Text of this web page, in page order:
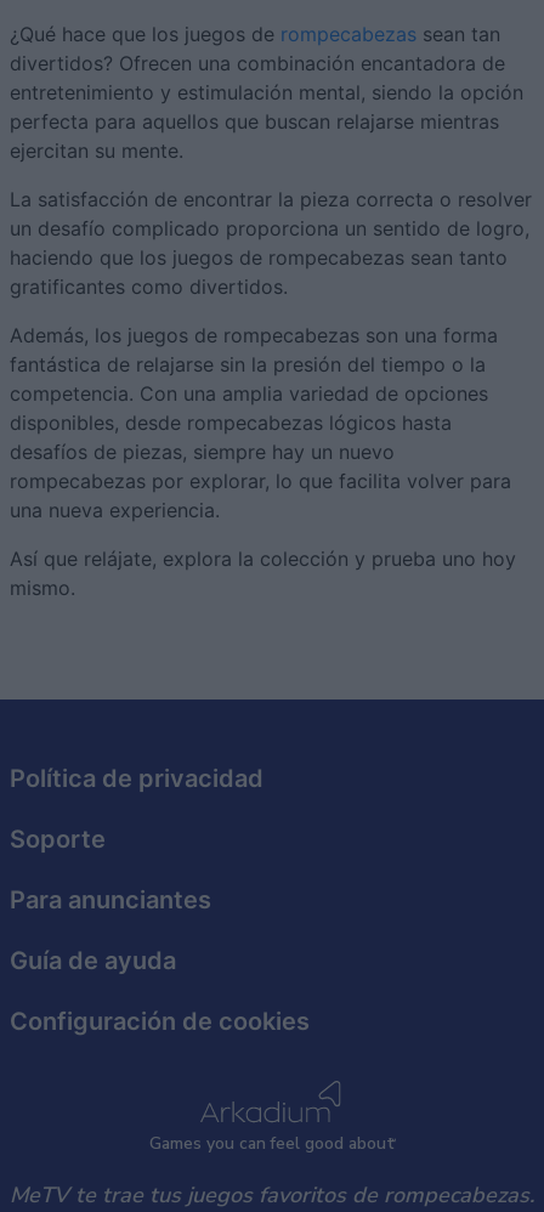
¿Qué hace que los juegos de rompecabezas sean tan
divertidos? Ofrecen una combinación encantadora de
entretenimiento y estimulación mental, siendo la opción
perfecta para aquellos que buscan relajarse mientras
ejercitan su mente.
La satisfacción de encontrar la pieza correcta o resolver
un desafío complicado proporciona un sentido de logro,
haciendo que los juegos de rompecabezas sean tanto
gratificantes como divertidos.
Además, los juegos de rompecabezas son una forma
fantástica de relajarse sin la presión del tiempo o la
competencia. Con una amplia variedad de opciones
disponibles, desde rompecabezas lógicos hasta
desafíos de piezas, siempre hay un nuevo
rompecabezas por explorar, lo que facilita volver para
una nueva experiencia.
Así que relájate, explora la colección y prueba uno hoy
mismo.
Games you can feel good about
Política de privacidad
Soporte
Para anunciantes
Guía de ayuda
Configuración de cookies
MeTV te trae tus juegos favoritos de rompecabezas.